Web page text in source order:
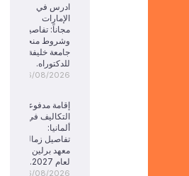
ادرس في
الإمارات
مجاناً: تفاصيل
وشروط منحة
جامعة خليفة
للدكتوراه.
06/08/2026
إقامة مدفوعة
التكاليف في
ألمانيا:
تفاصيل زمالة
معهد برلين
06/08/2026